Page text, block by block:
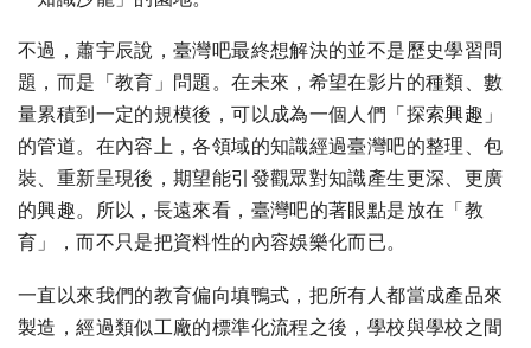
不過，蕭宇辰說，臺灣吧最終想解決的並不是歷史學習問
題，而是「教育」問題。在未來，希望在影片的種類、數
量累積到一定的規模後，可以成為一個人們「探索興趣」
的管道。在內容上，各領域的知識經過臺灣吧的整理、包
裝、重新呈現後，期望能引發觀眾對知識產生更深、更廣
的興趣。所以，長遠來看，臺灣吧的著眼點是放在「教
育」，而不只是把資料性的內容娛樂化而已。
一直以來我們的教育偏向填鴨式，把所有人都當成產品來
製造，經過類似工廠的標準化流程之後，學校與學校之間